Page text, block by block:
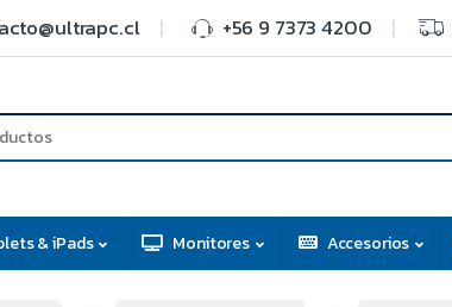
+56 9 7373 4200
& iPads Monitores Accesorios